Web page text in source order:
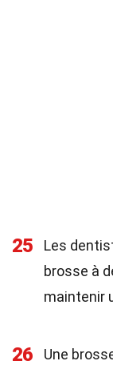
25
Les
brosse à
maintenir
26 Une